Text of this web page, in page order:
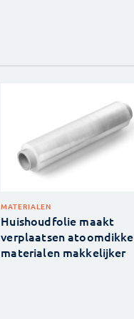
MATERIALEN
Huishoudfolie maakt
verplaatsen atoomdikke
materialen makkelijker